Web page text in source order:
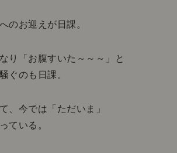
のお迎えが日課。
り「お腹すいた～～～」と
ぐのも日課。
、今では「ただいま」
ている。